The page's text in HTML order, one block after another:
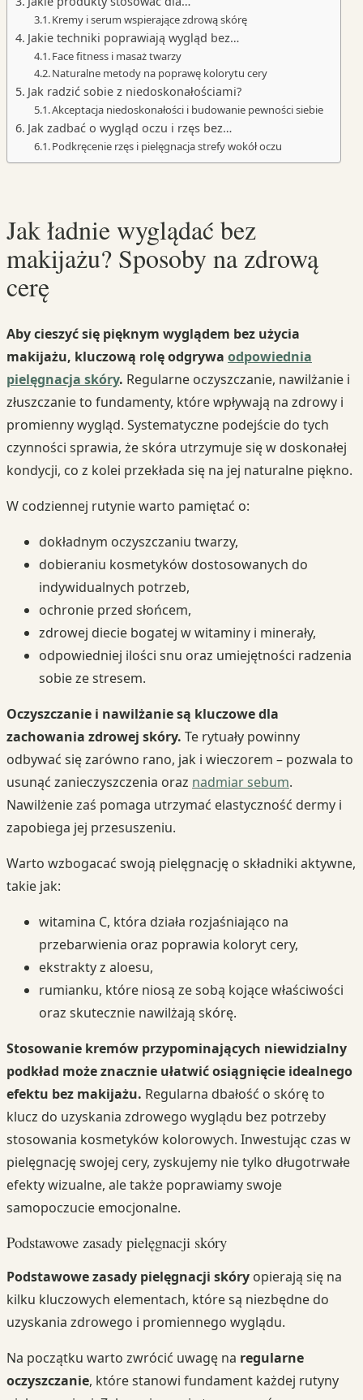
Kremy i serum wspierające zdrową skórę
Jakie techniki poprawiają wygląd bez…
Face fitness i masaż twarzy
Naturalne metody na poprawę kolorytu cery
Jak radzić sobie z niedoskonałościami?
Akceptacja niedoskonałości i budowanie pewności siebie
Jak zadbać o wygląd oczu i rzęs bez…
Podkręcenie rzęs i pielęgnacja strefy wokół oczu
Jak ładnie wyglądać bez
makijażu? Sposoby na zdrową
cerę
Aby cieszyć się pięknym wyglądem bez użycia
makijażu, kluczową rolę odgrywa odpowiednia
pielęgnacja skóry. Regularne oczyszczanie, nawilżanie i
złuszczanie to fundamenty, które wpływają na zdrowy i
promienny wygląd. Systematyczne podejście do tych
czynności sprawia, że skóra utrzymuje się w doskonałej
kondycji, co z kolei przekłada się na jej naturalne piękno.
W codziennej rutynie warto pamiętać o:
dokładnym oczyszczaniu twarzy,
dobieraniu kosmetyków dostosowanych do
indywidualnych potrzeb,
ochronie przed słońcem,
zdrowej diecie bogatej w witaminy i minerały,
odpowiedniej ilości snu oraz umiejętności radzenia
sobie ze stresem.
Oczyszczanie i nawilżanie są kluczowe dla
zachowania zdrowej skóry. Te rytuały powinny
odbywać się zarówno rano, jak i wieczorem – pozwala to
usunąć zanieczyszczenia oraz nadmiar sebum.
Nawilżenie zaś pomaga utrzymać elastyczność dermy i
zapobiega jej przesuszeniu.
Warto wzbogacać swoją pielęgnację o składniki aktywne,
takie jak:
witamina C, która działa rozjaśniająco na
przebarwienia oraz poprawia koloryt cery,
ekstrakty z aloesu,
rumianku, które niosą ze sobą kojące właściwości
oraz skutecznie nawilżają skórę.
Stosowanie kremów przypominających niewidzialny
podkład może znacznie ułatwić osiągnięcie idealnego
efektu bez makijażu. Regularna dbałość o skórę to
klucz do uzyskania zdrowego wyglądu bez potrzeby
stosowania kosmetyków kolorowych. Inwestując czas w
pielęgnację swojej cery, zyskujemy nie tylko długotrwałe
efekty wizualne, ale także poprawiamy swoje
samopoczucie emocjonalne.
Podstawowe zasady pielęgnacji skóry
Podstawowe zasady pielęgnacji skóry opierają się na
kilku kluczowych elementach, które są niezbędne do
uzyskania zdrowego i promiennego wyglądu.
Na początku warto zwrócić uwagę na regularne
oczyszczanie, które stanowi fundament każdej rutyny